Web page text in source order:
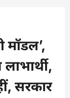
मॉडल’,
सरकार